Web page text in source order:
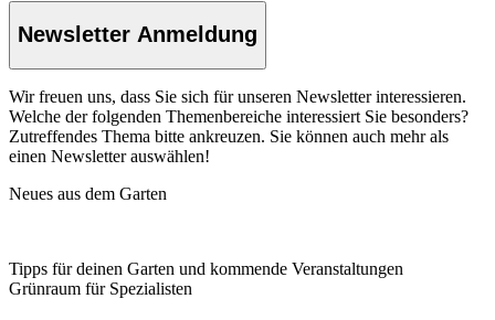
Newsletter Anmeldung
Wir freuen uns, dass Sie sich für unseren Newsletter interessieren.
Welche der folgenden Themenbereiche interessiert Sie besonders?
Zutreffendes Thema bitte ankreuzen. Sie können auch mehr als
einen Newsletter auswählen!
Neues aus dem Garten
Tipps für deinen Garten und kommende Veranstaltungen
Grünraum für Spezialisten